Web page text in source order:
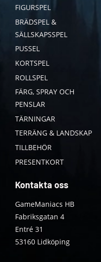
FIGURSPEL
BRÄDSPEL &
SÄLLSKAPSSPEL
PUSSEL
KORTSPEL
ROLLSPEL
FÄRG, SPRAY OCH
PENSLAR
TÄRNINGAR
TERRÄNG & LANDSKAP
TILLBEHÖR
PRESENTKORT
Kontakta oss
GameManiacs HB
Fabriksgatan 4
Entré 31
53160 Lidköping